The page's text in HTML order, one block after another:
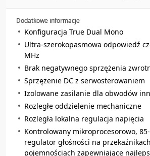
Dodatkowe informacje
Konfiguracja True Dual Mono
Ultra-szerokopasmowa odpowiedź
MHz
Brak negatywnego sprzężenia
Sprzężenie DC z serwosterowaniem
Izolowane zasilanie dla obwodów
Rozległe oddzielenie mechaniczne
Rozległa lokalna regulacja napięcia
Kontrolowany mikroprocesorowo,
regulator głośności na
pojemnościach zapewniające